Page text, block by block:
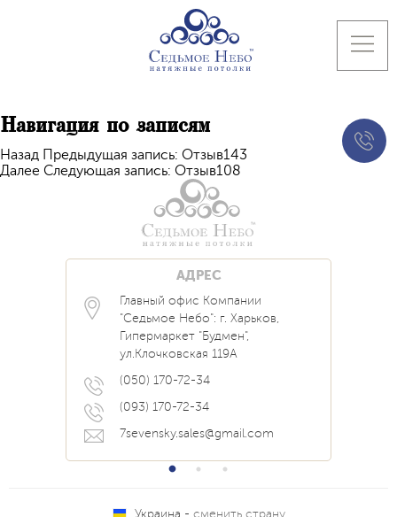
Навигация по записям
Назад Предыдущая запись: Отзыв143
Далее Следующая запись: Отзыв108
АДРЕС
Главный офис Компании
"Седьмое Небо": г. Харьков,
Гипермаркет "Будмен",
ул.Клочковская 119А
(050) 170-72-34
(093) 170-72-34
7sevensky.sales@gmail.com
Каталог
Услуги
Блог
Новости
Акции
Украина - сменить страну